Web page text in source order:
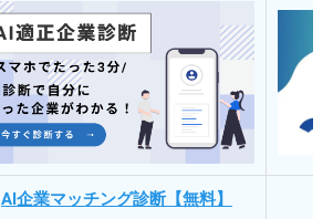
AI企業マッチング診断【無料】